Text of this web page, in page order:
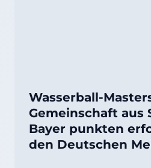
Wasserball-
Gemeinschaft aus
Bayer punkten
den Deutschen